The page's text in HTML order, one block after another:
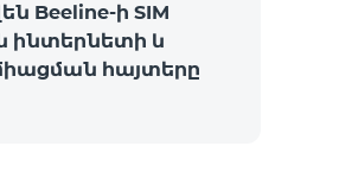
Beeline-ի SIM
ինտերնետի և
հայտերը